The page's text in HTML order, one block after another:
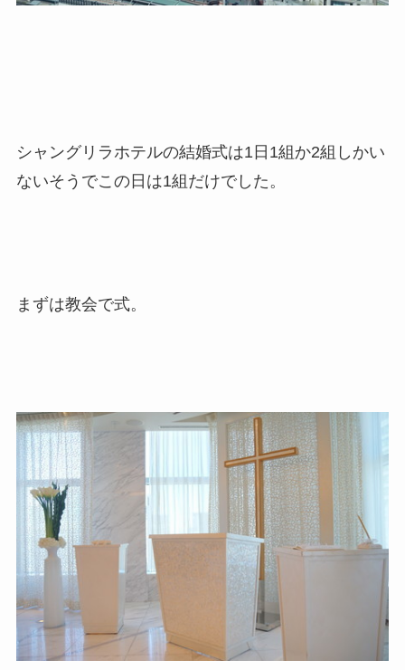
シャングリラホテルの結婚式は1日1組か2組しかい
ないそうでこの日は1組だけでした。
まずは教会で式。